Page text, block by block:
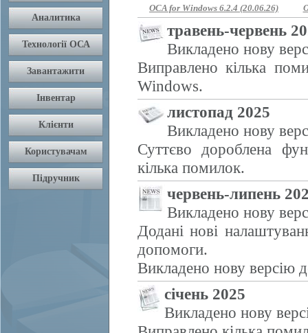
OCA for Windows 6.2.4 (20.06.26)
травень-червень
Викладено нову
Виправлено кілька
Windows.
листопад 2025
Викладено нову
Суттєво дороблена
кілька помилок.
червень-липень
Викладено нову
Додані нові
допомоги.
Викладено нову версію
січень 2025
Викладено нову